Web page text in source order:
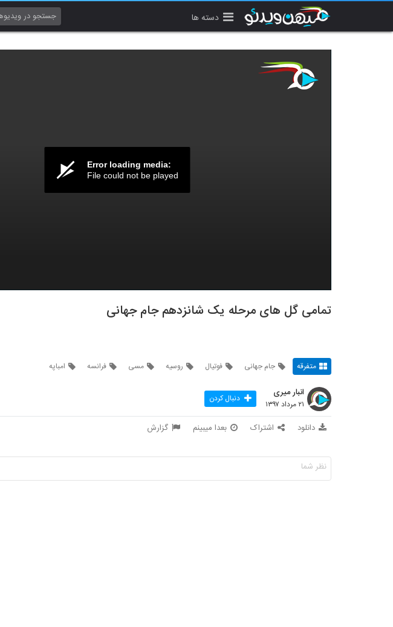
دسته ها
Error loading media:
File could not be played
تمامی گل های مرحله یک شانزدهم جام جهانی
متفرقه جام جهانی فوتیال روسیه مسی فرانسه امباپه
انبار میری
۲۱ مرداد ۱۳۹۷ دنبال کردن
دانلود اشتراک بعدا میبینم گزارش